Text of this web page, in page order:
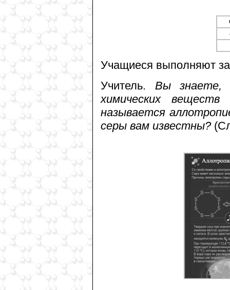
Учащиеся выполняют
Учитель. Вы знаете,
химических
называется
серы вам известны?